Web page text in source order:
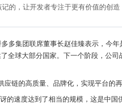
的，让开发者专注于更有价值的创造
多集团联席董事长赵佳臻表示，今
全球大部分国家。下一个阶段，公司
链的高质量、品牌化，实现平台的
的速度达到了相当的规模，这是中国